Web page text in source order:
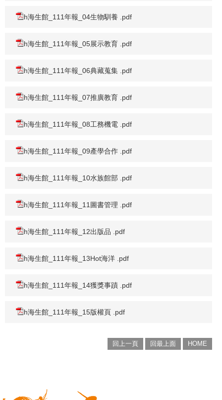
h海生館_111年報_04生物馴養 .pdf
h海生館_111年報_05展示教育 .pdf
h海生館_111年報_06典藏蒐集 .pdf
h海生館_111年報_07推廣教育 .pdf
h海生館_111年報_08工務機電 .pdf
h海生館_111年報_09產學合作 .pdf
h海生館_111年報_10水族館部 .pdf
h海生館_111年報_11圖書管理 .pdf
h海生館_111年報_12出版品 .pdf
h海生館_111年報_13Hot海洋 .pdf
h海生館_111年報_14獲獎事蹟 .pdf
h海生館_111年報_15版權頁 .pdf
回上一頁 回最上面 HOME